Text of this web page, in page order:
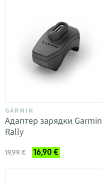
GARMIN
Адаптер зарядки Garmin
Rally
19,99 € 16,90 €